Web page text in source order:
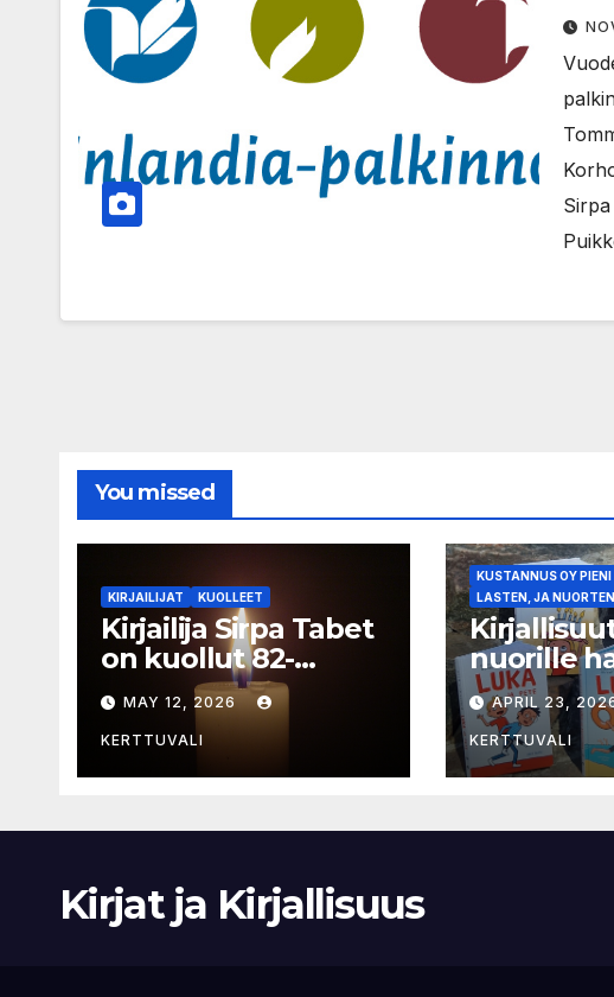
You missed
KIRJAILIJAT KUOLLEET
Kirjailija Sirpa Tabet
on kuollut 82-
vuotiaana
MAY 12, 2026
KERTTUVALI
KUSTANNUS OY
LASTEN, JA
nuorille
sarjasta
APRIL 23,
KERTTUVALI
Kirjat ja Kirjallisuus